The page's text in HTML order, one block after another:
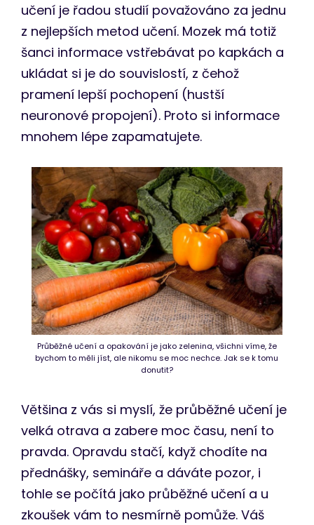
učení je řadou studií považováno za jednu
z nejlepších metod učení. Mozek má totiž
šanci informace vstřebávat po kapkách a
ukládat si je do souvislostí, z čehož
pramení lepší pochopení (hustší
neuronové propojení). Proto si informace
mnohem lépe zapamatujete.
Průběžné učení a opakování je jako zelenina, všichni víme, že
bychom to měli jíst, ale nikomu se moc nechce. Jak se k tomu
donutit?
Většina z vás si myslí, že průběžné učení je
velká otrava a zabere moc času, není to
pravda. Opravdu stačí, když chodíte na
přednášky, semináře a dáváte pozor, i
tohle se počítá jako průběžné učení a u
zkoušek vám to nesmírně pomůže. Váš